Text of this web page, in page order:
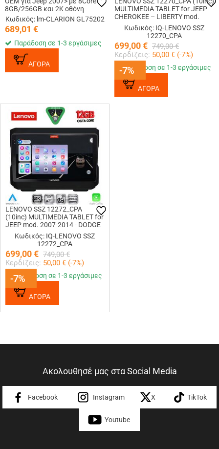
8GB/256GB και 2Κ οθόνη
Κωδικός: lm-CLARION GL75202
689,01 €
Παράδοση σε 1-3 εργάσιμες
ΑΓΟΡΑ
-7%
MULTIMEDIA TABLET for JEEP
CHEROKEE – LIBERTY mod.
2007-2014
Κωδικός: IQ-LENOVO SSZ
12270_CPA
699,00€ 749,00 €
Κερδίζεις: 50,00 € (-7%)
-7%
Παράδοση σε 1-3 εργάσιμες
ΑΓΟΡΑ
-7%
LENOVO SSZ 12272_CPA
(10inc) MULTIMEDIA TABLET for
JEEP mod. 2007-2014 - DODGE
mod. 2007>
Κωδικός: IQ-LENOVO SSZ
12272_CPA
699,00€ 749,00 €
Κερδίζεις: 50,00 € (-7%)
-7%
Παράδοση σε 1-3 εργάσιμες
ΑΓΟΡΑ
Ακολουθησέ μας στα Social Media
Facebook Instagram X TikTok
Youtube